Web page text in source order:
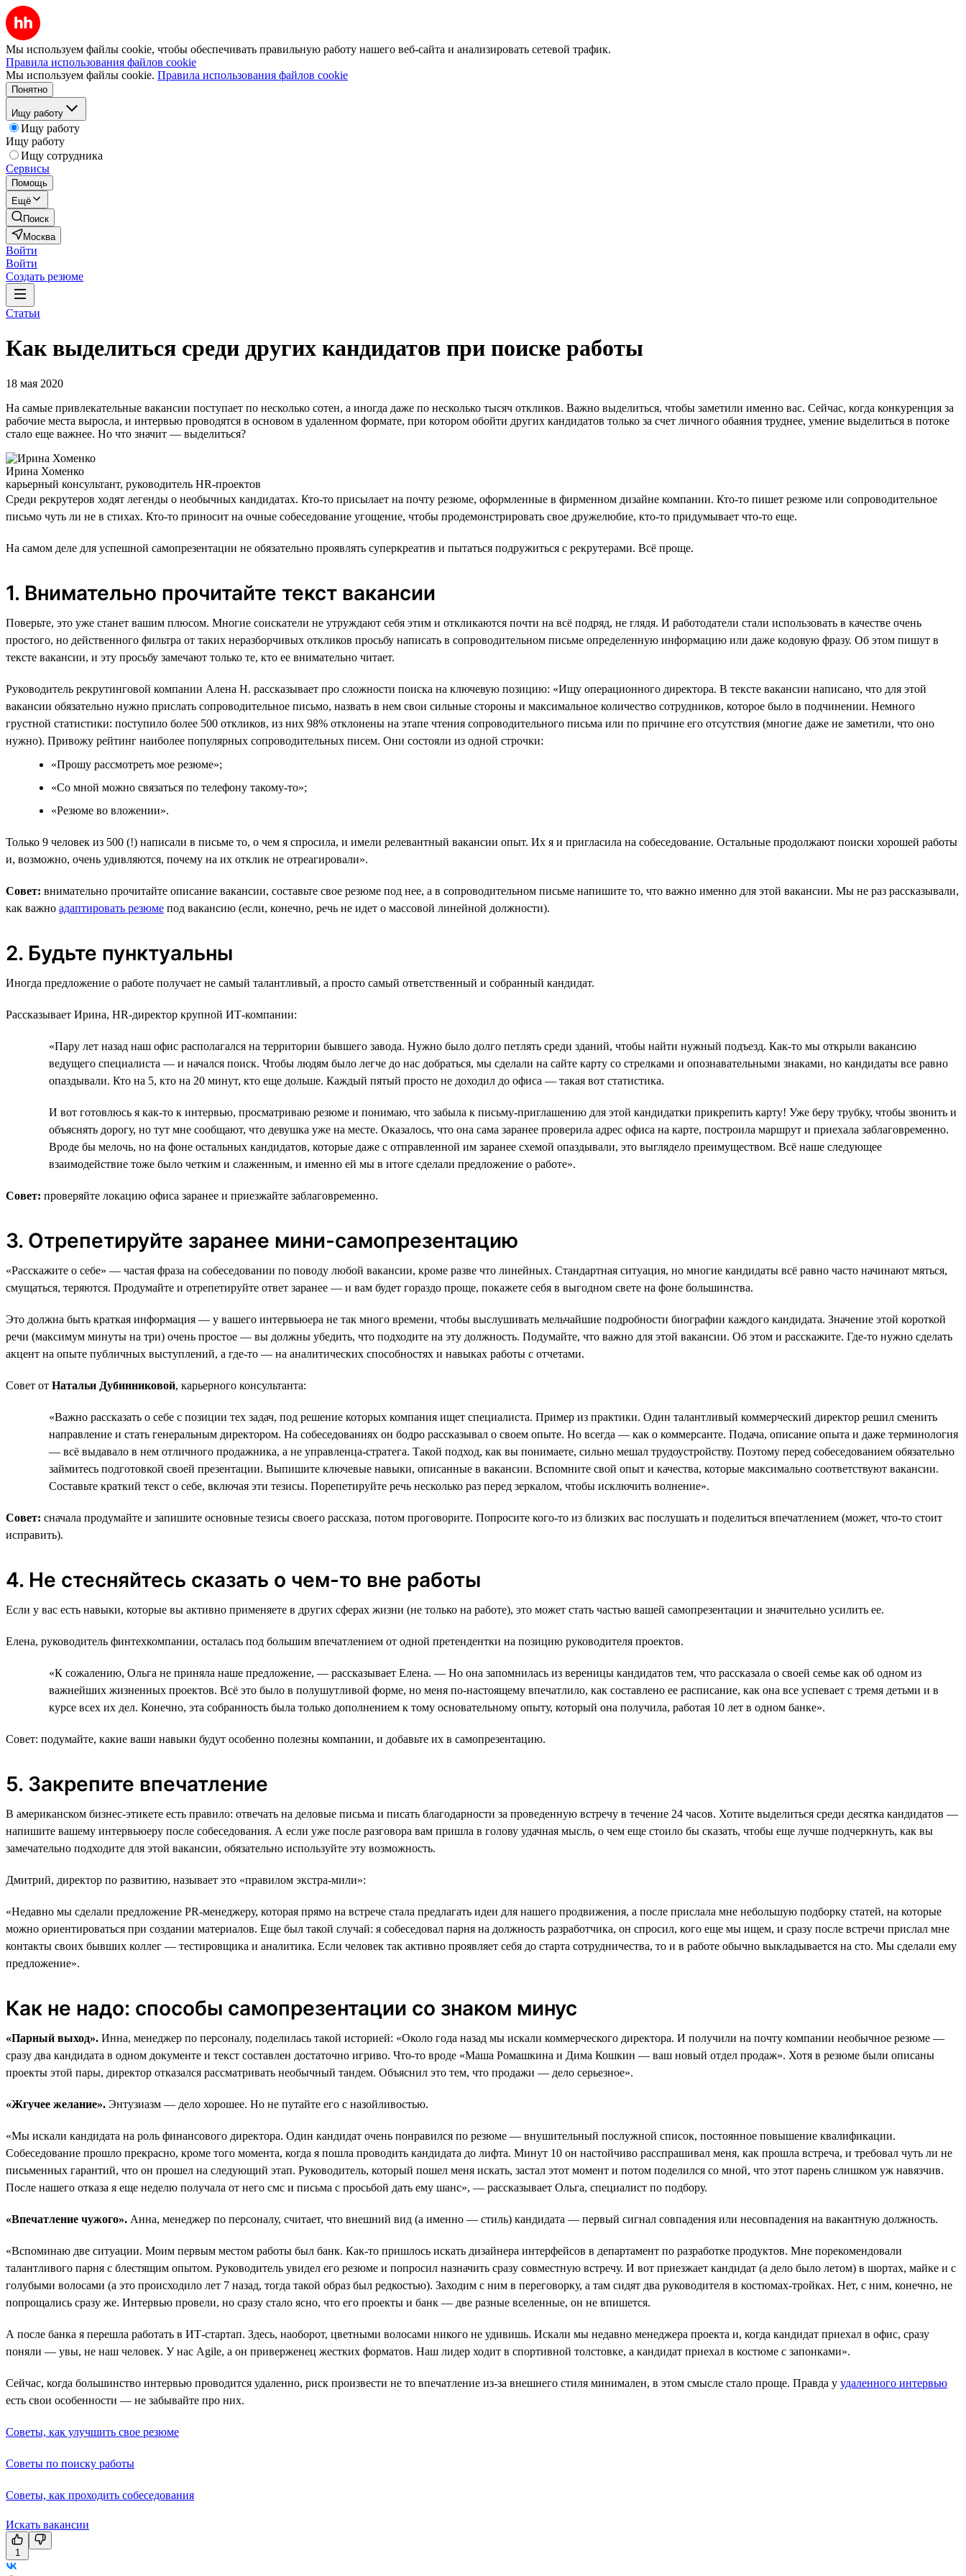
Мы используем файлы cookie, чтобы обеспечивать правильную работу нашего веб-сайта и анализировать сетевой трафик.
Правила использования файлов cookie
Мы используем файлы cookie. Правила использования файлов cookie
Понятно
Ищу работу
Ищу работу
Ищу работу
Ищу сотрудника
Сервисы
Помощь
Ещё
Поиск
Москва
Войти
Войти
Создать резюме
Статьи
Как выделиться среди других кандидатов при поиске работы
18 мая 2020
На самые привлекательные вакансии поступает по несколько сотен, а иногда даже по несколько тысяч откликов. Важно выделиться, чтобы заметили именно вас. Сейчас, когда конкуренция за
рабочие места выросла, и интервью проводятся в основом в удаленном формате, при котором обойти других кандидатов только за счет личного обаяния труднее, умение выделиться в потоке
стало еще важнее. Но что значит — выделиться?
Ирина Хоменко
карьерный консультант, руководитель HR-проектов
Среди рекрутеров ходят легенды о необычных кандидатах. Кто-то присылает на почту резюме, оформленные в фирменном дизайне компании. Кто-то пишет резюме или сопроводительное
письмо чуть ли не в стихах. Кто-то приносит на очные собеседование угощение, чтобы продемонстрировать свое дружелюбие, кто-то придумывает что-то еще.
На самом деле для успешной самопрезентации не обязательно проявлять суперкреатив и пытаться подружиться с рекрутерами. Всё проще.
1. Внимательно прочитайте текст вакансии
Поверьте, это уже станет вашим плюсом. Многие соискатели не утруждают себя этим и откликаются почти на всё подряд, не глядя. И работодатели стали использовать в качестве очень
простого, но действенного фильтра от таких неразборчивых откликов просьбу написать в сопроводительном письме определенную информацию или даже кодовую фразу. Об этом пишут в
тексте вакансии, и эту просьбу замечают только те, кто ее внимательно читает.
Руководитель рекрутинговой компании Алена Н. рассказывает про сложности поиска на ключевую позицию: «Ищу операционного директора. В тексте вакансии написано, что для этой
вакансии обязательно нужно прислать сопроводительное письмо, назвать в нем свои сильные стороны и максимальное количество сотрудников, которое было в подчинении. Немного
грустной статистики: поступило более 500 откликов, из них 98% отклонены на этапе чтения сопроводительного письма или по причине его отсутствия (многие даже не заметили, что оно
нужно). Привожу рейтинг наиболее популярных сопроводительных писем. Они состояли из одной строчки:
«Прошу рассмотреть мое резюме»;
«Со мной можно связаться по телефону такому-то»;
«Резюме во вложении».
Только 9 человек из 500 (!) написали в письме то, о чем я спросила, и имели релевантный вакансии опыт. Их я и пригласила на собеседование. Остальные продолжают поиски хорошей работы
и, возможно, очень удивляются, почему на их отклик не отреагировали».
Совет: внимательно прочитайте описание вакансии, составьте свое резюме под нее, а в сопроводительном письме напишите то, что важно именно для этой вакансии. Мы не раз рассказывали,
как важно адаптировать резюме под вакансию (если, конечно, речь не идет о массовой линейной должности).
2. Будьте пунктуальны
Иногда предложение о работе получает не самый талантливый, а просто самый ответственный и собранный кандидат.
Рассказывает Ирина, HR-директор крупной ИТ-компании:
«Пару лет назад наш офис располагался на территории бывшего завода. Нужно было долго петлять среди зданий, чтобы найти нужный подъезд. Как-то мы открыли вакансию
ведущего специалиста — и начался поиск. Чтобы людям было легче до нас добраться, мы сделали на сайте карту со стрелками и опознавательными знаками, но кандидаты все равно
опаздывали. Кто на 5, кто на 20 минут, кто еще дольше. Каждый пятый просто не доходил до офиса — такая вот статистика.
И вот готовлюсь я как-то к интервью, просматриваю резюме и понимаю, что забыла к письму-приглашению для этой кандидатки прикрепить карту! Уже беру трубку, чтобы звонить и
объяснять дорогу, но тут мне сообщают, что девушка уже на месте. Оказалось, что она сама заранее проверила адрес офиса на карте, построила маршрут и приехала заблаговременно.
Вроде бы мелочь, но на фоне остальных кандидатов, которые даже с отправленной им заранее схемой опаздывали, это выглядело преимуществом. Всё наше следующее
взаимодействие тоже было четким и слаженным, и именно ей мы в итоге сделали предложение о работе».
Совет: проверяйте локацию офиса заранее и приезжайте заблаговременно.
3. Отрепетируйте заранее мини-самопрезентацию
«Расскажите о себе» — частая фраза на собеседовании по поводу любой вакансии, кроме разве что линейных. Стандартная ситуация, но многие кандидаты всё равно часто начинают мяться,
смущаться, теряются. Продумайте и отрепетируйте ответ заранее — и вам будет гораздо проще, покажете себя в выгодном свете на фоне большинства.
Это должна быть краткая информация — у вашего интервьюера не так много времени, чтобы выслушивать мельчайшие подробности биографии каждого кандидата. Значение этой короткой
речи (максимум минуты на три) очень простое — вы должны убедить, что подходите на эту должность. Подумайте, что важно для этой вакансии. Об этом и расскажите. Где-то нужно сделать
акцент на опыте публичных выступлений, а где-то — на аналитических способностях и навыках работы с отчетами.
Совет от Натальи Дубинниковой, карьерного консультанта:
«Важно рассказать о себе с позиции тех задач, под решение которых компания ищет специалиста. Пример из практики. Один талантливый коммерческий директор решил сменить
направление и стать генеральным директором. На собеседованиях он бодро рассказывал о своем опыте. Но всегда — как о коммерсанте. Подача, описание опыта и даже терминология
— всё выдавало в нем отличного продажника, а не управленца-стратега. Такой подход, как вы понимаете, сильно мешал трудоустройству. Поэтому перед собеседованием обязательно
займитесь подготовкой своей презентации. Выпишите ключевые навыки, описанные в вакансии. Вспомните свой опыт и качества, которые максимально соответствуют вакансии.
Составьте краткий текст о себе, включая эти тезисы. Порепетируйте речь несколько раз перед зеркалом, чтобы исключить волнение».
Совет: сначала продумайте и запишите основные тезисы своего рассказа, потом проговорите. Попросите кого-то из близких вас послушать и поделиться впечатлением (может, что-то стоит
исправить).
4. Не стесняйтесь сказать о чем-то вне работы
Если у вас есть навыки, которые вы активно применяете в других сферах жизни (не только на работе), это может стать частью вашей самопрезентации и значительно усилить ее.
Елена, руководитель финтехкомпании, осталась под большим впечатлением от одной претендентки на позицию руководителя проектов.
«К сожалению, Ольга не приняла наше предложение, — рассказывает Елена. — Но она запомнилась из вереницы кандидатов тем, что рассказала о своей семье как об одном из
важнейших жизненных проектов. Всё это было в полушутливой форме, но меня по-настоящему впечатлило, как составлено ее расписание, как она все успевает с тремя детьми и в
курсе всех их дел. Конечно, эта собранность была только дополнением к тому основательному опыту, который она получила, работая 10 лет в одном банке».
Совет: подумайте, какие ваши навыки будут особенно полезны компании, и добавьте их в самопрезентацию.
5. Закрепите впечатление
В американском бизнес-этикете есть правило: отвечать на деловые письма и писать благодарности за проведенную встречу в течение 24 часов. Хотите выделиться среди десятка кандидатов —
напишите вашему интервьюеру после собеседования. А если уже после разговора вам пришла в голову удачная мысль, о чем еще стоило бы сказать, чтобы еще лучше подчеркнуть, как вы
замечательно подходите для этой вакансии, обязательно используйте эту возможность.
Дмитрий, директор по развитию, называет это «правилом экстра-мили»:
«Недавно мы сделали предложение PR-менеджеру, которая прямо на встрече стала предлагать идеи для нашего продвижения, а после прислала мне небольшую подборку статей, на которые
можно ориентироваться при создании материалов. Еще был такой случай: я собеседовал парня на должность разработчика, он спросил, кого еще мы ищем, и сразу после встречи прислал мне
контакты своих бывших коллег — тестировщика и аналитика. Если человек так активно проявляет себя до старта сотрудничества, то и в работе обычно выкладывается на сто. Мы сделали ему
предложение».
Как не надо: способы самопрезентации со знаком минус
«Парный выход». Инна, менеджер по персоналу, поделилась такой историей: «Около года назад мы искали коммерческого директора. И получили на почту компании необычное резюме —
сразу два кандидата в одном документе и текст составлен достаточно игриво. Что-то вроде «Маша Ромашкина и Дима Кошкин — ваш новый отдел продаж». Хотя в резюме были описаны
проекты этой пары, директор отказался рассматривать необычный тандем. Объяснил это тем, что продажи — дело серьезное».
«Жгучее желание». Энтузиазм — дело хорошее. Но не путайте его с назойливостью.
«Мы искали кандидата на роль финансового директора. Один кандидат очень понравился по резюме — внушительный послужной список, постоянное повышение квалификации.
Собеседование прошло прекрасно, кроме того момента, когда я пошла проводить кандидата до лифта. Минут 10 он настойчиво расспрашивал меня, как прошла встреча, и требовал чуть ли не
письменных гарантий, что он прошел на следующий этап. Руководитель, который пошел меня искать, застал этот момент и потом поделился со мной, что этот парень слишком уж навязчив.
После нашего отказа я еще неделю получала от него смс и письма с просьбой дать ему шанс», — рассказывает Ольга, специалист по подбору.
«Впечатление чужого». Анна, менеджер по персоналу, считает, что внешний вид (а именно — стиль) кандидата — первый сигнал совпадения или несовпадения на вакантную должность.
«Вспоминаю две ситуации. Моим первым местом работы был банк. Как-то пришлось искать дизайнера интерфейсов в департамент по разработке продуктов. Мне порекомендовали
талантливого парня с блестящим опытом. Руководитель увидел его резюме и попросил назначить сразу совместную встречу. И вот приезжает кандидат (а дело было летом) в шортах, майке и с
голубыми волосами (а это происходило лет 7 назад, тогда такой образ был редкостью). Заходим с ним в переговорку, а там сидят два руководителя в костюмах-тройках. Нет, с ним, конечно, не
попрощались сразу же. Интервью провели, но сразу стало ясно, что его проекты и банк — две разные вселенные, он не впишется.
А после банка я перешла работать в ИТ-стартап. Здесь, наоборот, цветными волосами никого не удивишь. Искали мы недавно менеджера проекта и, когда кандидат приехал в офис, сразу
поняли — увы, не наш человек. У нас Аgile, а он приверженец жестких форматов. Наш лидер ходит в спортивной толстовке, а кандидат приехал в костюме с запонками».
Сейчас, когда большинство интервью проводится удаленно, риск произвести не то впечатление из-за внешнего стиля минимален, в этом смысле стало проще. Правда у удаленного интервью
есть свои особенности — не забывайте про них.
Советы, как улучшить свое резюме
Советы по поиску работы
Советы, как проходить собеседования
Искать вакансии
1